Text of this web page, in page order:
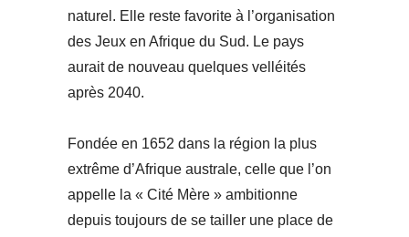
naturel. Elle reste favorite à l’organisation
des Jeux en Afrique du Sud. Le pays
aurait de nouveau quelques velléités
après 2040.
Fondée en 1652 dans la région la plus
extrême d’Afrique australe, celle que l’on
appelle la « Cité Mère » ambitionne
depuis toujours de se tailler une place de